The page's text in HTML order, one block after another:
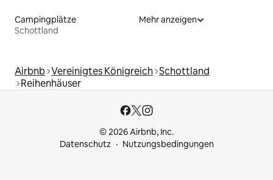
Campingplätze
Schottland
Mehr anzeigen
Airbnb Vereinigtes Königreich Schottland
Reihenhäuser
© 2026 Airbnb, Inc.
Datenschutz
Nutzungsbedingungen